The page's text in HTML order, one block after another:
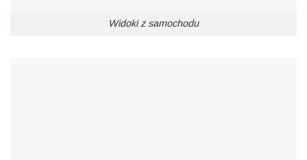
Widoki z samochodu